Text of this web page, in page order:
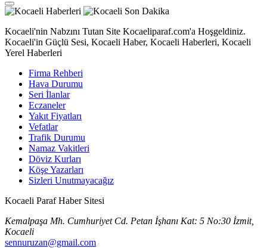
Kocaeli'nin Nabzını Tutan Site Kocaeliparaf.com'a Hoşgeldiniz.
Kocaeli'in Güçlü Sesi, Kocaeli Haber, Kocaeli Haberleri, Kocaeli
Yerel Haberleri
Firma Rehberi
Hava Durumu
Seri İlanlar
Eczaneler
Yakıt Fiyatları
Vefatlar
Trafik Durumu
Namaz Vakitleri
Döviz Kurları
Köşe Yazarları
Sizleri Unutmayacağız
Kocaeli Paraf Haber Sitesi
Kemalpaşa Mh. Cumhuriyet Cd. Petan İşhanı Kat: 5 No:30 İzmit,
Kocaeli
sennuruzan@gmail.com